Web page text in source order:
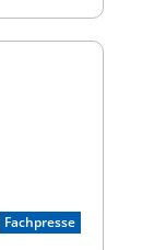
Fachpresse